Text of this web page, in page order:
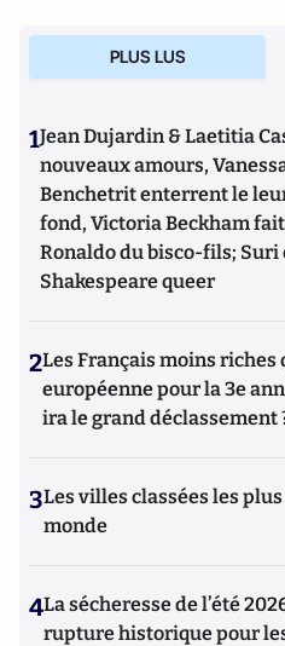
PLUS LUS
1Jean Dujardin & Laetitia
nouveaux amours,
Benchetrit enterrent le
fond, Victoria Beckham
Ronaldo du bisco-fils; Suri
Shakespeare queer
2Les Français moins riches
européenne pour la 3e
ira le grand déclassement
3Les villes classées les
monde
4La sécheresse de l’été
rupture historique pour